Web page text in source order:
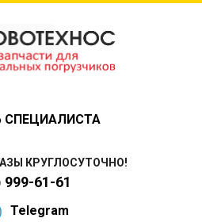
КРУГЛОСУТОЧНО!
999-61-61
Telegram